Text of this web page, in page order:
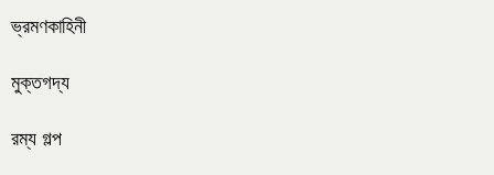
ভ্রমণকাহিনী
মুক্তগদ্য
রম্য গল্প